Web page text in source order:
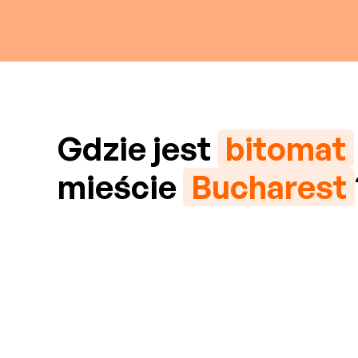
Gdzie jest bitomat
mieście Bucharest